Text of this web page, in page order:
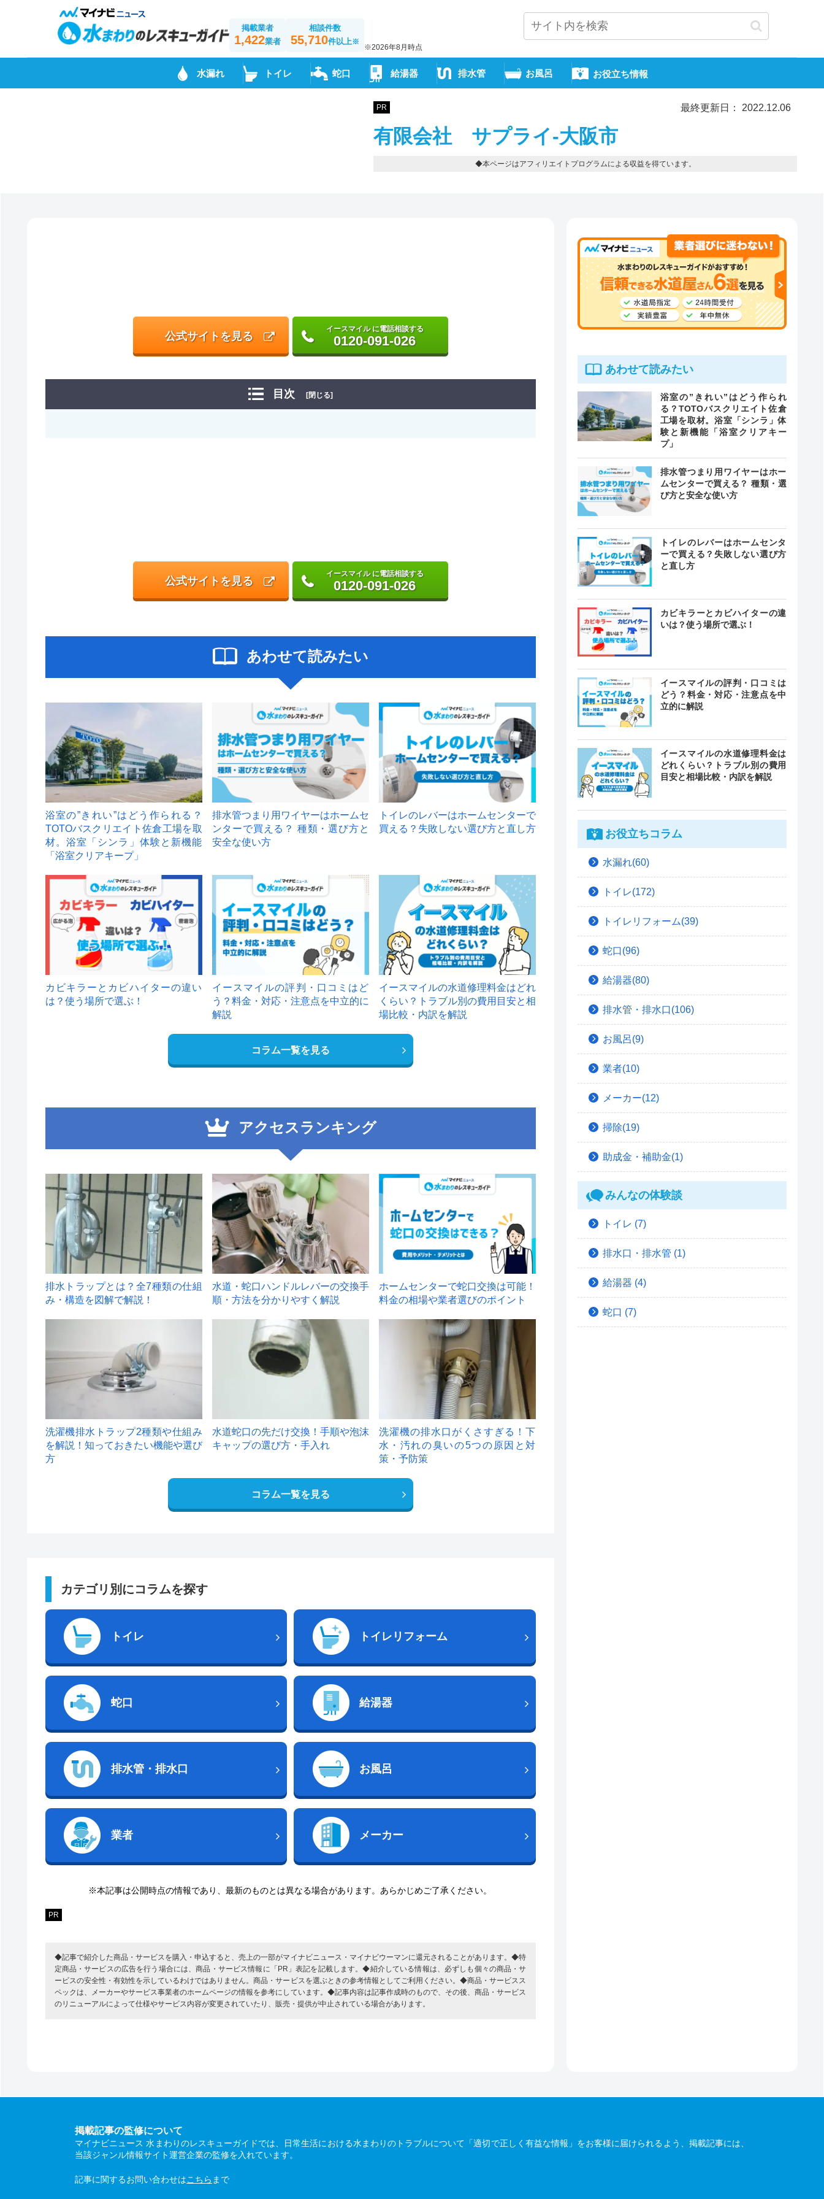
掲載業者
1,422業者
相談件数
55,710件以上※
※2026年8月時点
水漏れ トイレ 蛇口 給湯器 排水管 お風呂 お役立ち情報
PR 最終更新日： 2022.12.06
有限会社 サプライ-大阪市
◆本ページはアフィリエイトプログラムによる収益を得ています。
公式サイトを見る
イースマイル に電話相談する
0120-091-026
目次 [閉じる]
公式サイトを見る
イースマイル に電話相談する
0120-091-026
あわせて読みたい
浴室の”きれい”はどう作られる？
TOTOバスクリエイト佐倉工場を取
材。浴室「シンラ」体験と新機能
「浴室クリアキープ」
排水管つまり用ワイヤーはホームセ
ンターで買える？ 種類・選び方と
安全な使い方
トイレのレバーはホームセンターで
買える？失敗しない選び方と直し方
カビキラーとカビハイターの違い
は？使う場所で選ぶ！
イースマイルの評判・口コミはど
う？料金・対応・注意点を中立的に
解説
イースマイルの水道修理料金はどれ
くらい？トラブル別の費用目安と相
場比較・内訳を解説
コラム一覧を見る
アクセスランキング
1
排水トラップとは？全7種類の仕組
み・構造を図解で解説！
2
水道・蛇口ハンドルレバーの交換手
順・方法を分かりやすく解説
ホームセンターで蛇口交換は可能！
料金の相場や業者選びのポイント
洗濯機排水トラップ2種類や仕組み
を解説！知っておきたい機能や選び
方
水道蛇口の先だけ交換！手順や泡沫
キャップの選び方・手入れ
洗濯機の排水口がくさすぎる！下
水・汚れの臭いの5つの原因と対
策・予防策
コラム一覧を見る
カテゴリ別にコラムを探す
トイレ トイレリフォーム
蛇口 給湯器
排水管・排水口 お風呂
業者 メーカー
※本記事は公開時点の情報であり、最新のものとは異なる場合があります。あらかじめご了承ください。
PR
◆記事で紹介した商品・サービスを購入・申込すると、売上の一部がマイナビニュース・マイナビウーマンに還元されることがあります。◆特
定商品・サービスの広告を行う場合には、商品・サービス情報に「PR」表記を記載します。◆紹介している情報は、必ずしも個々の商品・サ
ービスの安全性・有効性を示しているわけではありません。商品・サービスを選ぶときの参考情報としてご利用ください。◆商品・サービスス
ペックは、メーカーやサービス事業者のホームページの情報を参考にしています。◆記事内容は記事作成時のもので、その後、商品・サービス
のリニューアルによって仕様やサービス内容が変更されていたり、販売・提供が中止されている場合があります。
あわせて読みたい
浴室の”きれい”はどう作られ
る？TOTOバスクリエイト佐倉
工場を取材。浴室「シンラ」体
験と新機能「浴室クリアキー
プ」
排水管つまり用ワイヤーはホー
ムセンターで買える？ 種類・選
び方と安全な使い方
トイレのレバーはホームセンタ
ーで買える？失敗しない選び方
と直し方
カビキラーとカビハイターの違
いは？使う場所で選ぶ！
イースマイルの評判・口コミは
どう？料金・対応・注意点を中
立的に解説
イースマイルの水道修理料金は
どれくらい？トラブル別の費用
目安と相場比較・内訳を解説
お役立ちコラム
水漏れ(60)
トイレ(172)
トイレリフォーム(39)
蛇口(96)
給湯器(80)
排水管・排水口(106)
お風呂(9)
業者(10)
メーカー(12)
掃除(19)
助成金・補助金(1)
みんなの体験談
トイレ (7)
排水口・排水管 (1)
給湯器 (4)
蛇口 (7)
掲載記事の監修について
マイナビニュース 水まわりのレスキューガイドでは、日常生活における水まわりのトラブルについて「適切で正しく有益な情報」をお客様に届けられるよう、掲載記事には、
当該ジャンル情報サイト運営企業の監修を入れています。
記事に関するお問い合わせはこちら まで